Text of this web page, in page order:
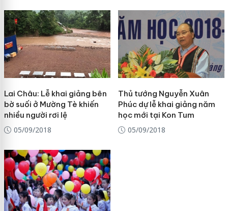
Lai Châu: Lễ khai giảng bên
bờ suối ở Mường Tè khiến
nhiều người rơi lệ
05/09/2018
Thủ tướng Nguyễn Xuân
Phúc dự lễ khai giảng năm
học mới tại Kon Tum
05/09/2018